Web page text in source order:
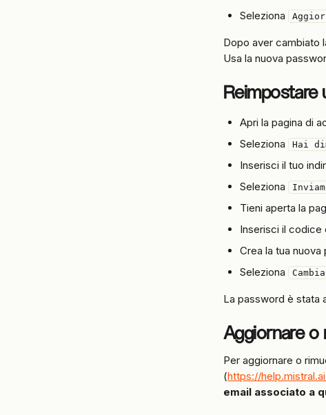
Seleziona
Dopo aver cambiato
Usa la nuova
Reimpostare
Apri la pagina di
Seleziona
Hai
Inserisci il tuo
Seleziona
Tieni aperta la
Inserisci il codice
Crea la tua nuova
Seleziona
La password è stata
Aggiornare o
Per aggiornare o
(https://
email associato a